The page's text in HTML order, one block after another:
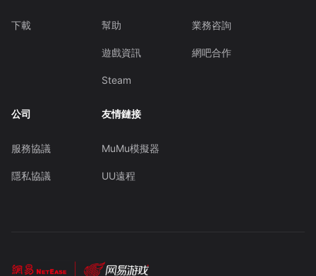
下載 幫助
遊戲資訊
Steam
業務咨詢
網吧合作
公司
服務協議
隱私協議
友情鏈接
MuMu模擬器
UU遠程